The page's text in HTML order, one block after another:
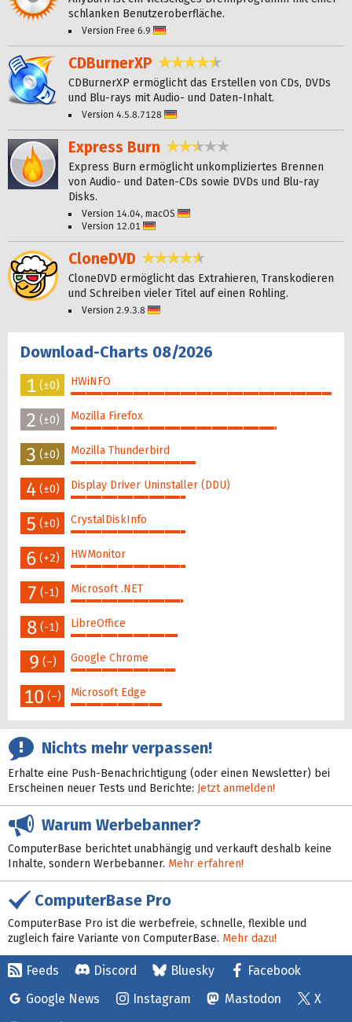
schlanken Benutzeroberfläche.
Version Free 6.9
CDBurnerXP 4,3 Sterne
CDBurnerXP ermöglicht das Erstellen von CDs, DVDs
und Blu-rays mit Audio- und Daten-Inhalt.
Version 4.5.8.7128
Express Burn 2,4 Sterne
Express Burn ermöglicht unkompliziertes Brennen
von Audio- und Daten-CDs sowie DVDs und Blu-ray
Disks.
Version 14.04, macOS
Version 12.01
CloneDVD 4,4 Sterne
CloneDVD ermöglicht das Extrahieren, Transkodieren
und Schreiben vieler Titel auf einen Rohling.
Version 2.9.3.8
Download-Charts 08/2026
1 (±0) HWiNFO
100%
2 (±0) Mozilla Firefox
79%
3 (±0) Mozilla Thunderbird
48%
4 (±0) Display Driver Uninstaller (DDU)
44%
5 (±0) CrystalDiskInfo
44%
6 (+2) HWMonitor
44%
7 (-1) Microsoft .NET
43%
8 (-1) LibreOffice
41%
9 (–) Google Chrome
40%
10 (–) Microsoft Edge
35%
Nichts mehr verpassen!
Erhalte eine Push-Benachrichtigung (oder einen Newsletter) bei
Erscheinen neuer Tests und Berichte: Jetzt anmelden!
Warum Werbebanner?
ComputerBase berichtet unabhängig und verkauft deshalb keine
Inhalte, sondern Werbebanner. Mehr erfahren!
ComputerBase Pro
ComputerBase Pro ist die werbefreie, schnelle, flexible und
zugleich faire Variante von ComputerBase. Mehr dazu!
Feeds Discord Bluesky
Facebook
Google News
Instagram Mastodon
X